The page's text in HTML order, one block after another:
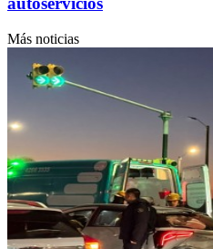
Más noticias